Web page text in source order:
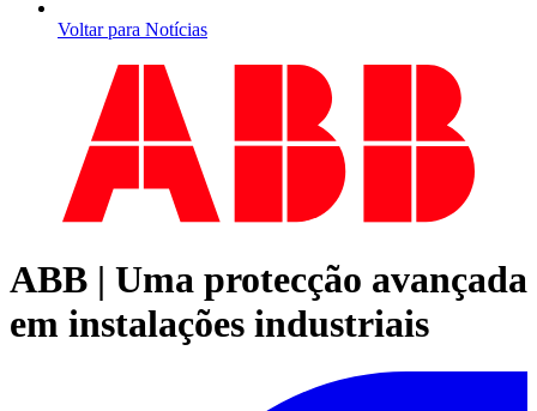
Voltar para Notícias
ABB | Uma protecção avançada
em instalações industriais